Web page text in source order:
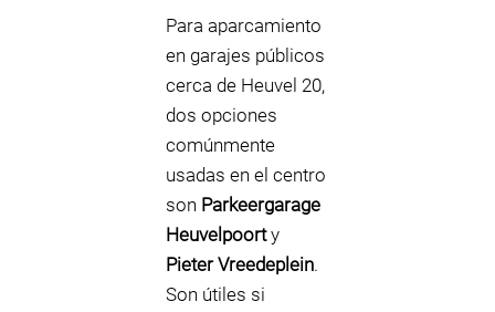
Para aparcamiento
en garajes públicos
cerca de Heuvel 20,
dos opciones
comúnmente
usadas en el centro
son Parkeergarage
Heuvelpoorty
Pieter Vreedeplein.
Son útiles si